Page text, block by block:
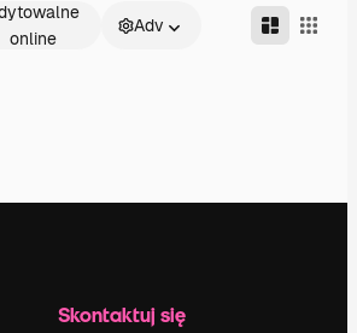
online
Adv
Skontaktuj się